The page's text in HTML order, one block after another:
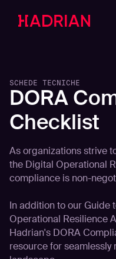
SCHEDE TECNICHE
DORA
Checklist
As organizations strive
the Digital Operational
compliance is non-
In addition to our Guide
Operational Resilience
Hadrian's DORA
resource for